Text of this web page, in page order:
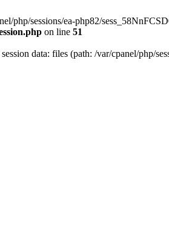
php/sessions/ea-php82/
on line 51
data: files (path: /var/cpanel/php/